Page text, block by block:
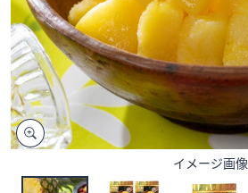
ッ
チ
デ
バ
イ
ス
で
右
イメージ画像